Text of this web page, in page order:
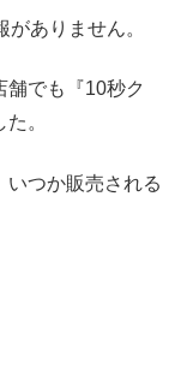
がありません。
でも『10秒ク
た。
いつか販売される